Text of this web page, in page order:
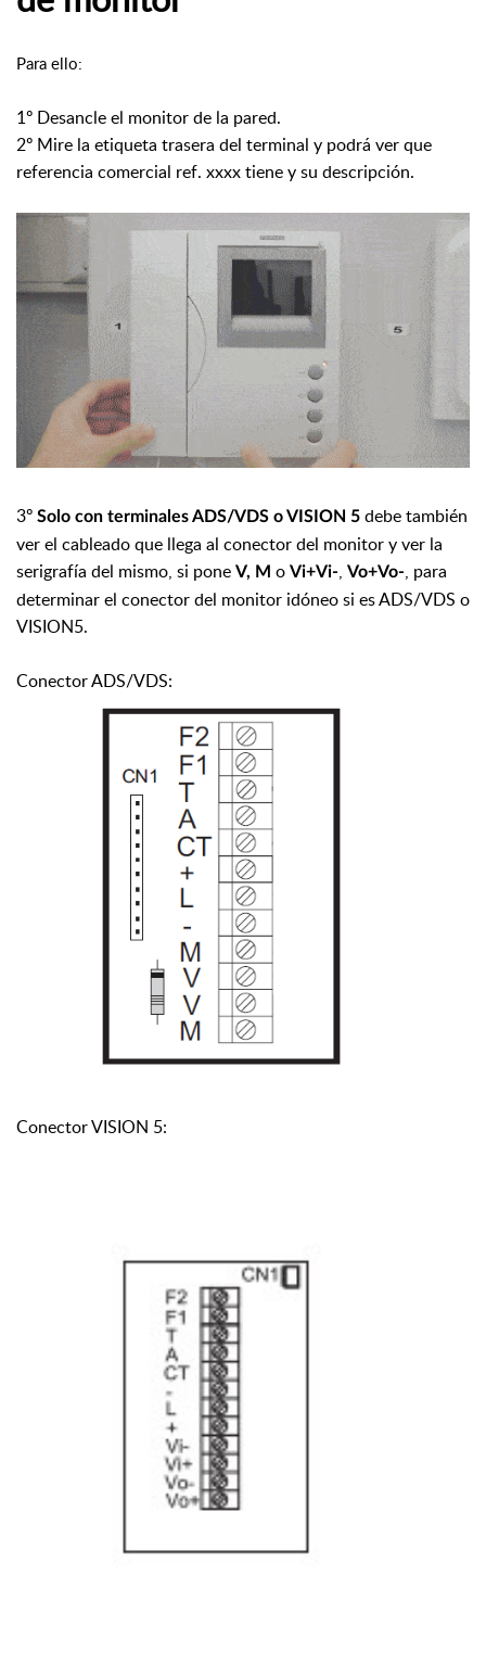
Para ello:
1º Desancle el monitor de la pared.
2º Mire la etiqueta trasera del terminal y podrá ver que
referencia comercial ref. xxxx tiene y su descripción.
3º Solo con terminales ADS/VDS o VISION 5 debe también
ver el cableado que llega al conector del monitor y ver la
serigrafía del mismo, si pone V, M o Vi+Vi-, Vo+Vo-, para
determinar el conector del monitor idóneo si es ADS/VDS o
VISION5.
Conector ADS/VDS:
Conector VISION 5: